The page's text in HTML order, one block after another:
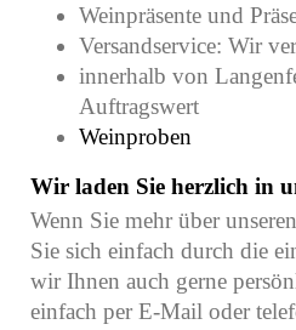
Weinpräsente und
Versandservice: Wir
innerhalb von
Auftragswert
Weinproben
Wir laden Sie herzlich in
Wenn Sie mehr über
Sie sich einfach durch die
wir Ihnen auch gerne
einfach per E-Mail oder